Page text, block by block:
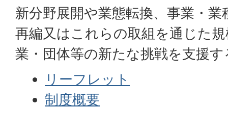
新分野展開や業態転換、事業・
再編又はこれらの取組を通じた
業・団体等の新たな挑戦を支援
リーフレット
制度概要